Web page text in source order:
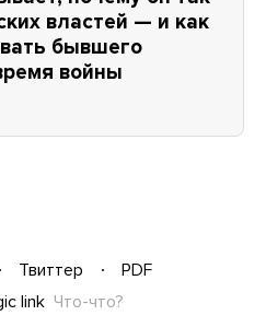
властей — и как
бывшего
войны
Твиттер
PDF
link Что-что?